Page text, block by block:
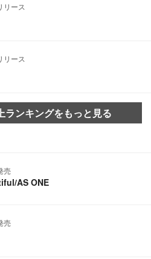
リース
リース
ランキングをもっと見る
売
AS ONE
売